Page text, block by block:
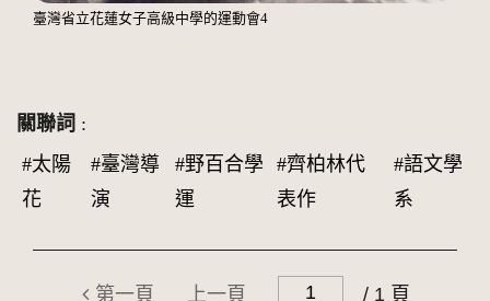
臺灣省立花蓮女子高級中學的運動會4
關聯詞 :
#太陽
花
#臺灣導
演
#野百合學
運
#齊柏林代
表作
#語文學
系
第一頁 上一頁 / 1 頁